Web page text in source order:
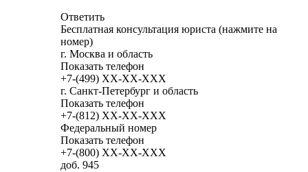
Ответить
Бесплатная консультация юриста (нажмите на
номер)
г. Москва и область
Показать телефон
+7-(499) XX-XX-XXX
г. Санкт-Петербург и область
Показать телефон
+7-(812) XX-XX-XXX
Федеральный номер
Показать телефон
+7-(800) XX-XX-XXX
доб. 945